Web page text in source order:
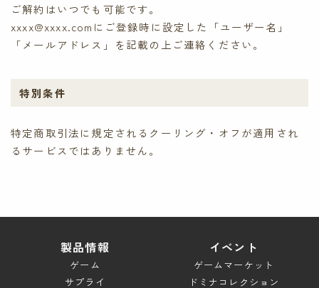
ご解約はいつでも可能です。
xxxx@xxxx.comにご登録時に設定した「ユーザー名」
「メールアドレス」を記載の上ご連絡ください。
特別条件
特定商取引法に規定されるクーリング・オフが適用され
るサービスではありません。
製品情報
ゲーム
サプライ
イベント
ゲームマーケット
ドミナコレクション